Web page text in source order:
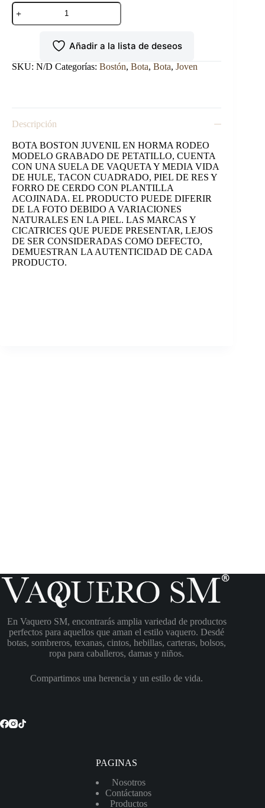
BOTA
BOSTON
EN
EN
Añadir a la lista de deseos
SKU: N/D Categorías: Bostón, Bota, Bota, Joven
Descripción
BOTA BOSTON JUVENIL EN HORMA RODEO
MODELO GRABADO DE PETATILLO, CUENTA
CON UNA SUELA DE VAQUETA Y MEDIA VIDA
DE HULE, TACON CUADRADO, PIEL DE RES Y
FORRO DE CERDO CON PLANTILLA
ACOJINADA. EL PRODUCTO PUEDE DIFERIR
DE LA FOTO DEBIDO A VARIACIONES
NATURALES EN LA PIEL. LAS MARCAS Y
CICATRICES QUE PUEDE PRESENTAR, LEJOS
DE SER CONSIDERADAS COMO DEFECTO,
DEMUESTRAN LA AUTENTICIDAD DE CADA
PRODUCTO.
En Vaquero SM, encontrarás amplia variedad de productos
perfectos para aquellos que aman el estilo vaquero. Desdé
botas, sombreros, texanas, cintos, hebillas, carteras, bolsos,
ropa para caballeros, damas y niños.
Compartimos una herencia y un estilo de vida.
PAGINAS
Nosotros
Contáctanos
Productos